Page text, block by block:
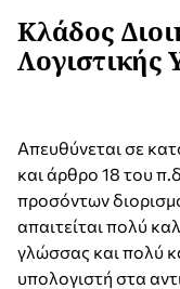
Κλάδος
Λογιστικής
Απευθύνεται σε
και άρθρο 18 του
προσόντων
απαιτείται πολύ
γλώσσας και πολύ
υπολογιστή στα